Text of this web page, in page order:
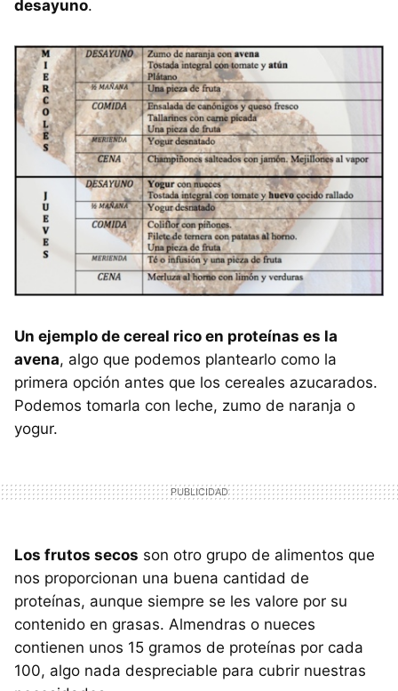
desayuno.
Un ejemplo de cereal rico en proteínas es la
avena, algo que podemos plantearlo como la
primera opción antes que los cereales azucarados.
Podemos tomarla con leche, zumo de naranja o
yogur.
Los frutos secos son otro grupo de alimentos que
nos proporcionan una buena cantidad de
proteínas, aunque siempre se les valore por su
contenido en grasas. Almendras o nueces
contienen unos 15 gramos de proteínas por cada
100, algo nada despreciable para cubrir nuestras